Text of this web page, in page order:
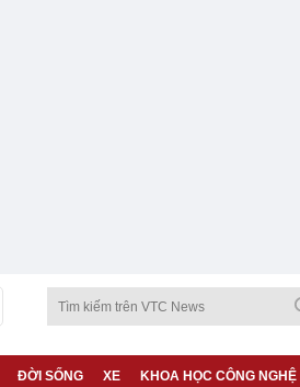
ĐỜI SỐNG XE KHOA HỌC CÔNG NGHỆ